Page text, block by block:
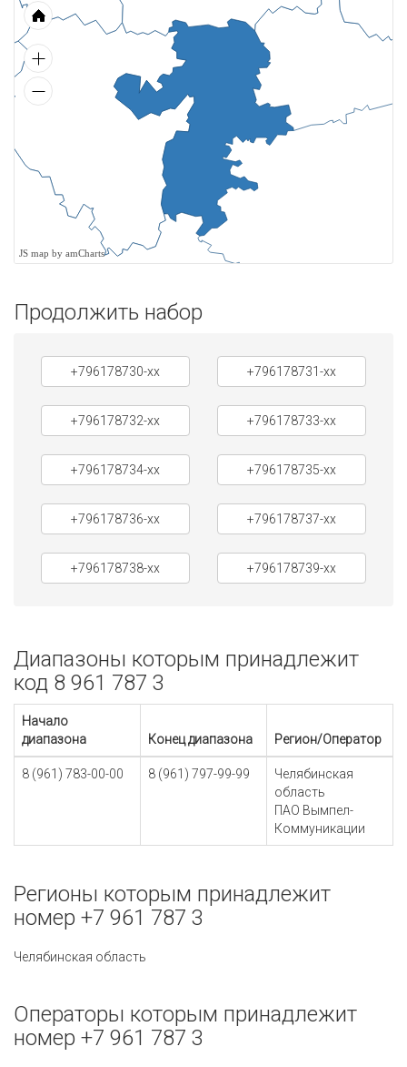
JS map by amCharts
Продолжить набор
+796178730-xx +796178731-xx
+796178732-xx +796178733-xx
+796178734-xx +796178735-xx
+796178736-xx +796178737-xx
+796178738-xx +796178739-xx
Диапазоны которым принадлежит
код 8 961 787 3
Начало
диапазона
Конец диапазона Регион/Оператор
8 (961) 783-00-00 8 (961) 797-99-99
Челябинская
область
ПАО Вымпел-
Коммуникации
Регионы которым принадлежит
номер +7 961 787 3
Челябинская область
Операторы которым принадлежит
номер +7 961 787 3